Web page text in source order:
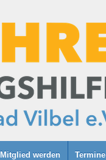
Mitglied werden Termine